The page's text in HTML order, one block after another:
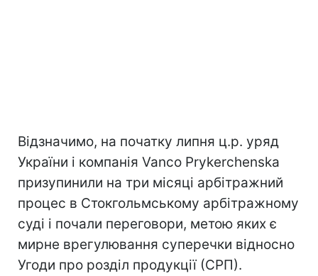
Відзначимо, на початку липня ц.р. уряд
України і компанія Vanco Prykerchenska
призупинили на три місяці арбітражний
процес в Стокгольмському арбітражному
суді і почали переговори, метою яких є
мирне врегулювання суперечки відносно
Угоди про розділ продукції (СРП).